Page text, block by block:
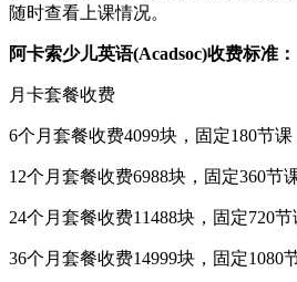
随时查看上课情况。
阿卡索少儿英语(Acadsoc)收费标准：
月卡套餐收费
6个月套餐收费4099块，固定180节
12个月套餐收费6988块，固定360节
24个月套餐收费11488块，固定720
36个月套餐收费14999块，固定1080